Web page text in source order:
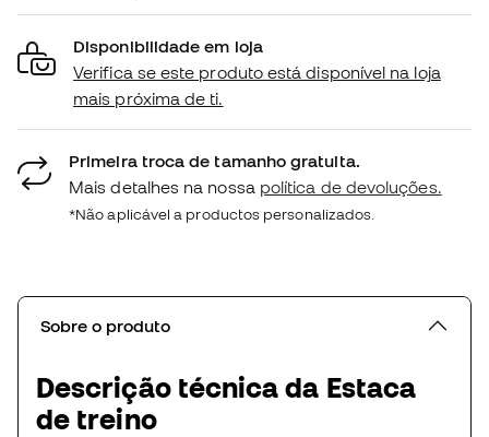
Disponibilidade em loja
Verifica se este produto está disponível na loja
mais próxima de ti.
Primeira troca de tamanho gratuita.
Mais detalhes na nossa política de devoluções.
*Não aplicável a productos personalizados.
Sobre o produto
Descrição técnica da Estaca
de treino